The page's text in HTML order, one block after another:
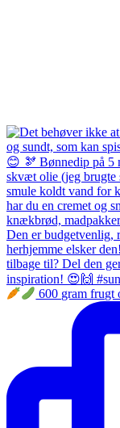
600 gram frugt